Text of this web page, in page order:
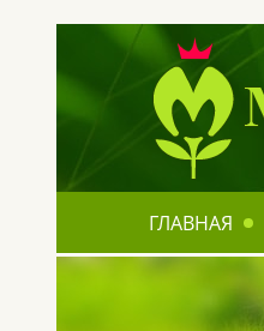
ГЛАВНАЯ